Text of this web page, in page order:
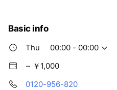
Basic info
Thu
00:00 - 00:00
~ ￥1,000
0120-956-820